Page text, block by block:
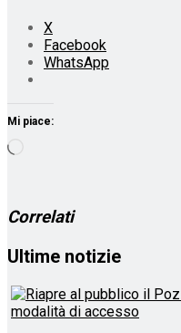
X
Facebook
WhatsApp
Mi piace:
Correlati
Ultime notizie